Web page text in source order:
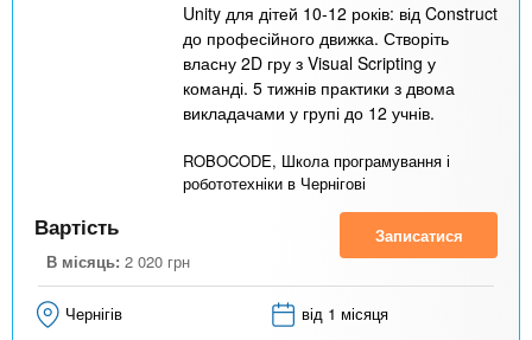
Unity для дітей 10-12 років: від Construct
до професійного движка. Створіть
власну 2D гру з Visual Scripting у
команді. 5 тижнів практики з двома
викладачами у групі до 12 учнів.
ROBOCODE, Школа програмування і
робототехніки в Чернігові
Вартість
В місяць: 2 020 грн
Записатися
Чернігів від 1 місяця